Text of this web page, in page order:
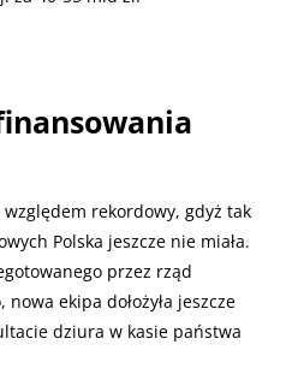
rekordowy, gdyż tak
Polska jeszcze nie miała.
przez rząd
ekipa dołożyła jeszcze
dziura w kasie państwa